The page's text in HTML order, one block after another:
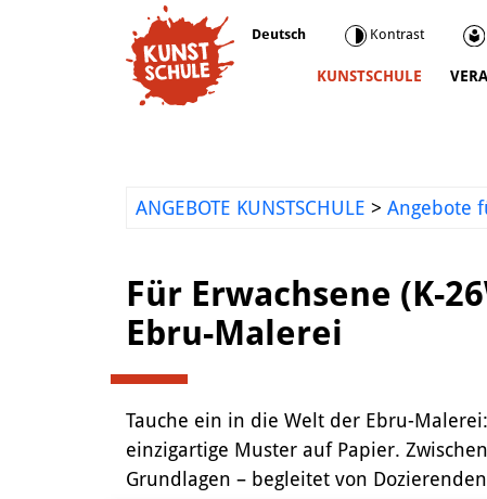
Deutsch Kontrast
KUNSTSCHULE
Kooperationen
Städtepartnerschaft Ataşehir
Kunstvermittlung
ANGEBOTE KUNSTSCHULE > Angebote
Für Erwachsene (K-
Ebru-Malerei
Tauche ein in die Welt der Ebru-
einzigartige Muster auf Papier.
Grundlagen – begleitet von